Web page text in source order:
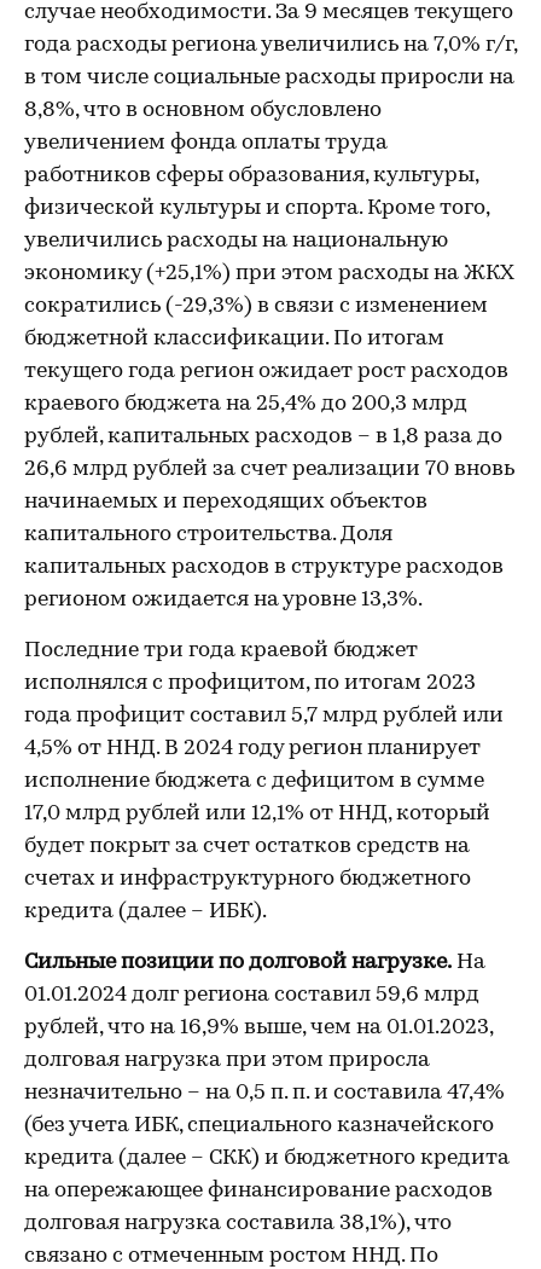
случае необходимости. За 9 месяцев текущего
года расходы региона увеличились на 7,0% г/г,
в том числе социальные расходы приросли на
8,8%, что в основном обусловлено
увеличением фонда оплаты труда
работников сферы образования, культуры,
физической культуры и спорта. Кроме того,
увеличились расходы на национальную
экономику (+25,1%) при этом расходы на ЖКХ
сократились (-29,3%) в связи с изменением
бюджетной классификации. По итогам
текущего года регион ожидает рост расходов
краевого бюджета на 25,4% до 200,3 млрд
рублей, капитальных расходов – в 1,8 раза до
26,6 млрд рублей за счет реализации 70 вновь
начинаемых и переходящих объектов
капитального строительства. Доля
капитальных расходов в структуре расходов
регионом ожидается на уровне 13,3%.
Последние три года краевой бюджет
исполнялся с профицитом, по итогам 2023
года профицит составил 5,7 млрд рублей или
4,5% от ННД. В 2024 году регион планирует
исполнение бюджета с дефицитом в сумме
17,0 млрд рублей или 12,1% от ННД, который
будет покрыт за счет остатков средств на
счетах и инфраструктурного бюджетного
кредита (далее – ИБК).
Сильные позиции по долговой нагрузке. На
01.01.2024 долг региона составил 59,6 млрд
рублей, что на 16,9% выше, чем на 01.01.2023,
долговая нагрузка при этом приросла
незначительно – на 0,5 п. п. и составила 47,4%
(без учета ИБК, специального казначейского
кредита (далее – СКК) и бюджетного кредита
на опережающее финансирование расходов
долговая нагрузка составила 38,1%), что
связано с отмеченным ростом ННД. По